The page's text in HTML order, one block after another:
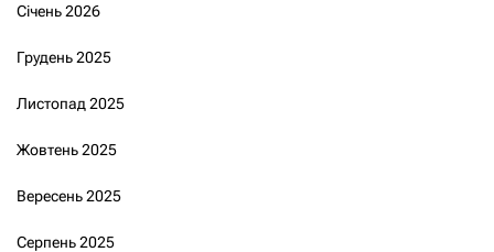
Січень 2026
Грудень 2025
Листопад 2025
Жовтень 2025
Вересень 2025
Серпень 2025